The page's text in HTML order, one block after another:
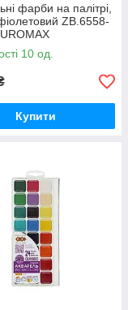
фарби на палітрі,
ZB.6558-
10 од.
Купити